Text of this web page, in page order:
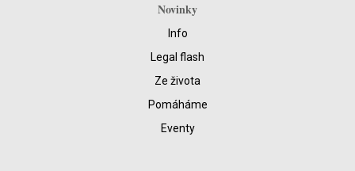
Novinky
Info
Legal flash
Ze života
Pomáháme
Eventy